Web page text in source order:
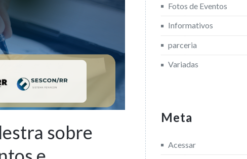
sobre
Fotos de Eventos
Informativos
parceria
Variadas
Meta
Acessar